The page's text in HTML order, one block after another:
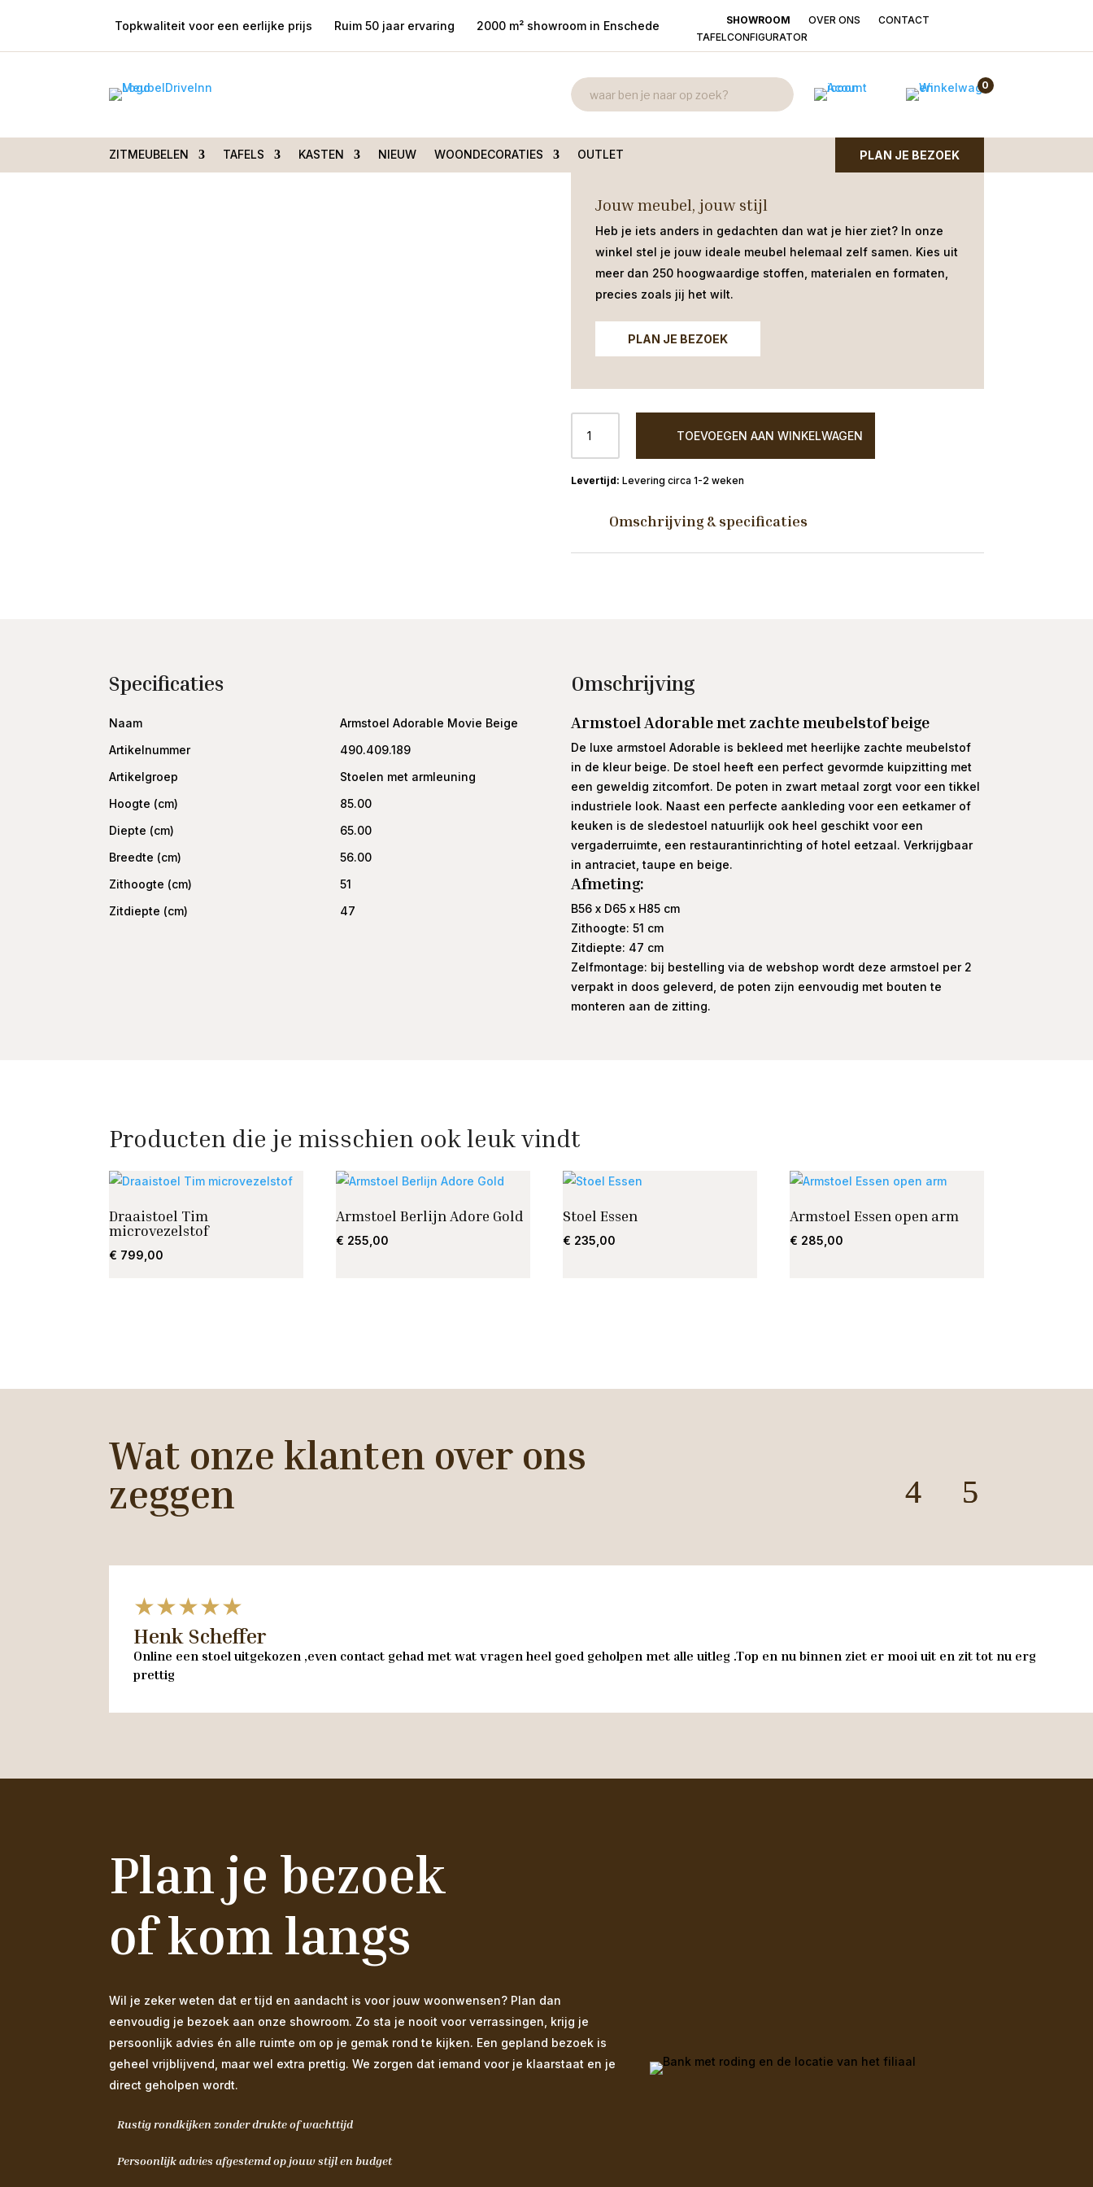
Topkwaliteit voor een eerlijke prijs Ruim 50 jaar ervaring 2000 m² showroom in Enschede SHOWROOM OVER ONS
CONTACT
TAFELCONFIGURATOR
0
ZITMEUBELEN TAFELS KASTEN NIEUW WOONDECORATIES OUTLET PLAN JE BEZOEK
Adorable Movie Beige
€160,00
Jouw meubel, jouw stijl
Heb je iets anders in gedachten dan wat je hier ziet? In onze
winkel stel je jouw ideale meubel helemaal zelf samen. Kies uit
meer dan 250 hoogwaardige stoffen, materialen en formaten,
precies zoals jij het wilt.
PLAN JE BEZOEK
Adorable
Movie
Beige
TOEVOEGEN AAN WINKELWAGEN
Levering circa 1-2 weken
Omschrijving & specificaties
Specificaties
Naam
Armstoel Adorable Movie Beige
Artikelnummer
490.409.189
Artikelgroep
Stoelen met armleuning
Hoogte (cm)
85.00
Diepte (cm)
65.00
Breedte (cm)
56.00
Zithoogte (cm)
51
Zitdiepte (cm)
47
Omschrijving
Armstoel Adorable met zachte meubelstof beige
De luxe armstoel Adorable is bekleed met heerlijke zachte meubelstof
in de kleur beige. De stoel heeft een perfect gevormde kuipzitting met
een geweldig zitcomfort. De poten in zwart metaal zorgt voor een tikkel
industriele look. Naast een perfecte aankleding voor een eetkamer of
keuken is de sledestoel natuurlijk ook heel geschikt voor een
vergaderruimte, een restaurantinrichting of hotel eetzaal. Verkrijgbaar
in antraciet, taupe en beige.
Afmeting:
B56 x D65 x H85 cm
Zithoogte: 51 cm
Zitdiepte: 47 cm
Zelfmontage: bij bestelling via de webshop wordt deze armstoel per 2
verpakt in doos geleverd, de poten zijn eenvoudig met bouten te
monteren aan de zitting.
Producten die je misschien ook leuk vindt
Draaistoel Tim
microvezelstof
€ 799,00
Armstoel Berlijn Adore Gold
€ 255,00
Stoel Essen
€ 235,00
Armstoel Essen open arm
€ 285,00
Wat onze klanten over ons
zeggen
★★★★★
Henk Scheffer
Online een stoel uitgekozen ,even contact gehad met wat vragen heel goed geholpen met alle uitleg .Top en nu binnen ziet er mooi uit en zit tot nu erg
prettig
Plan je bezoek
of kom langs
Wil je zeker weten dat er tijd en aandacht is voor jouw woonwensen? Plan dan
eenvoudig je bezoek aan onze showroom. Zo sta je nooit voor verrassingen, krijg je
persoonlijk advies én alle ruimte om op je gemak rond te kijken. Een gepland bezoek is
geheel vrijblijvend, maar wel extra prettig. We zorgen dat iemand voor je klaarstaat en je
direct geholpen wordt.
Rustig rondkijken zonder drukte of wachttijd
Persoonlijk advies afgestemd op jouw stijl en budget